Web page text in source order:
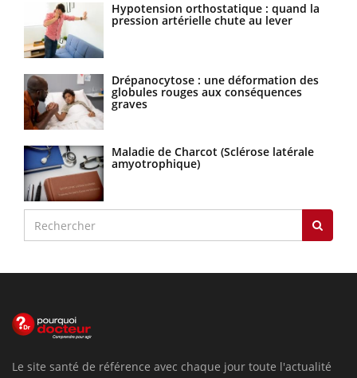
Hypotension orthostatique : quand la
pression artérielle chute au lever
Drépanocytose : une déformation des
globules rouges aux conséquences
graves
Maladie de Charcot (Sclérose latérale
amyotrophique)
Le site santé de référence avec chaque jour toute l'actualité